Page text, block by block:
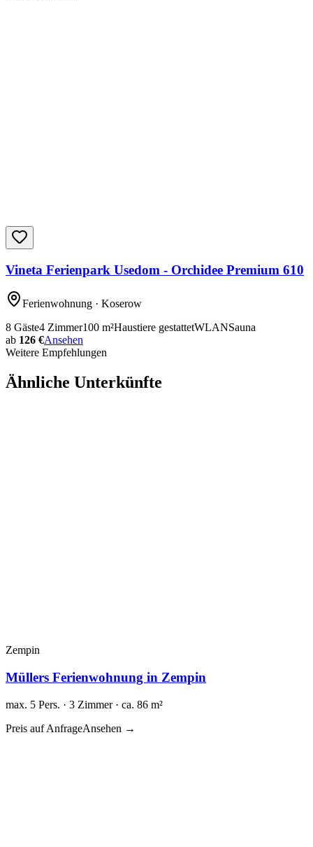
Vineta Ferienpark Usedom - Orchidee Premium 610
Ferienwohnung · Koserow
8 Gäste4 Zimmer100 m²Haustiere gestattetWLANSauna
ab 126 €Ansehen
Weitere Empfehlungen
Ähnliche Unterkünfte
Zempin
Müllers Ferienwohnung in Zempin
max. 5 Pers. · 3 Zimmer · ca. 86 m²
Preis auf AnfrageAnsehen →